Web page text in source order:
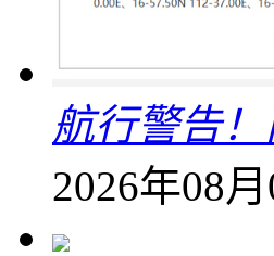
航行警告
2026年08